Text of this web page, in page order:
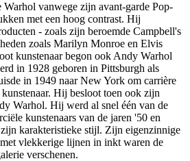
vanwege zijn avant-garde Pop-
met een hoog contrast. Hij
- zoals zijn beroemde Campbell's
zoals Marilyn Monroe en Elvis
kunstenaar begon ook Andy Warhol
in 1928 geboren in Pittsburgh als
in 1949 naar New York om carrière
Hij besloot toen ook zijn
Warhol. Hij werd al snel één van de
kunstenaars van de jaren '50 en
karakteristieke stijl. Zijn eigenzinnige
vlekkerige lijnen in inkt waren de
verschenen.